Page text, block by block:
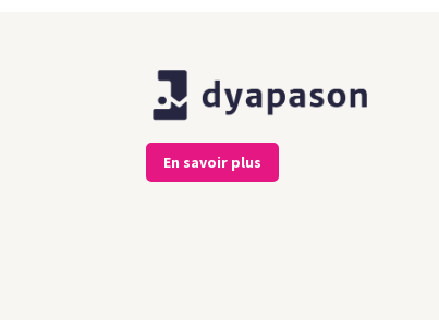
En savoir plus